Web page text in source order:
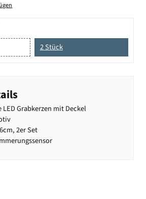
2 Stück
Grabkerzen mit Deckel
2er Set